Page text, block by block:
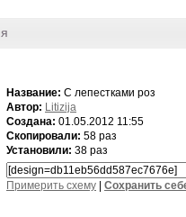
Название: С лепестками роз
Автор: Litizija
Создана: 01.05.2012 11:55
Скопировали: 58 раз
Установили: 38 раз
Примерить схему Cохранить